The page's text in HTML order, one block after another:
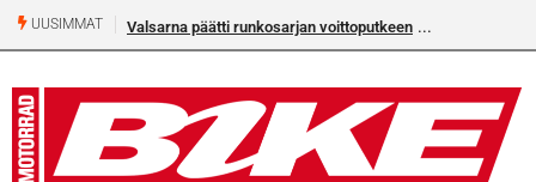
UUSIMMAT Valsarna päätti runkosarjan voittoputkeen